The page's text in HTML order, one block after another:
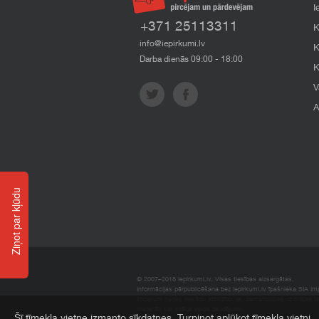
+371 25113311
info@iepirkumi.lv
Darba dienās 09:00 - 18:00
© 2007–2018 Iepirkumi.lv. Visas tiesības aizsargātas.
Informācijas pārpublicēšana bez iepirkumi.lv īpašnieka SIA
Ziņot par kļūdu